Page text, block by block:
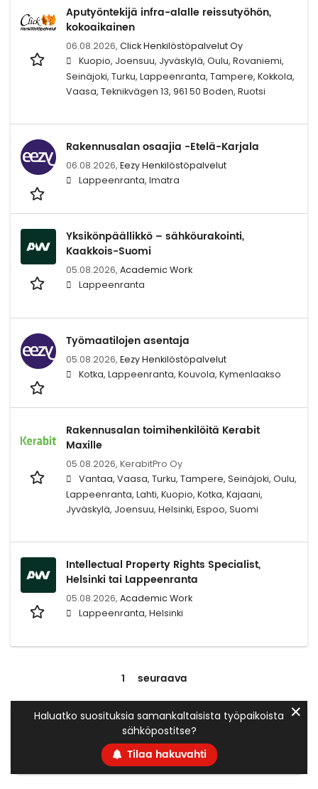
Aputyöntekijä infra-alalle reissutyöhön,
kokoaikainen
06.08.2026, Click Henkilöstöpalvelut Oy
Kuopio, Joensuu, Jyväskylä, Oulu, Rovaniemi,
Seinäjoki, Turku, Lappeenranta, Tampere, Kokkola,
Vaasa, Teknikvägen 13, 961 50 Boden, Ruotsi
Rakennusalan osaajia -Etelä-Karjala
06.08.2026, Eezy Henkilöstöpalvelut
Lappeenranta, Imatra
Yksikönpäällikkö – sähköurakointi,
Kaakkois-Suomi
05.08.2026, Academic Work
Lappeenranta
Työmaatilojen asentaja
05.08.2026, Eezy Henkilöstöpalvelut
Kotka, Lappeenranta, Kouvola, Kymenlaakso
Rakennusalan toimihenkilöitä Kerabit
Maxille
05.08.2026, KerabitPro Oy
Vantaa, Vaasa, Turku, Tampere, Seinäjoki, Oulu,
Lappeenranta, Lahti, Kuopio, Kotka, Kajaani,
Jyväskylä, Joensuu, Helsinki, Espoo, Suomi
Intellectual Property Rights Specialist,
Helsinki tai Lappeenranta
05.08.2026, Academic Work
Lappeenranta, Helsinki
1 seuraava
Haluatko suosituksia samankaltaisista työpaikoista
sähköpostitse?
Tilaa hakuvahti
✕